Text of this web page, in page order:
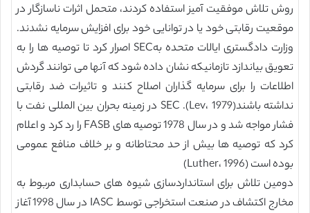
روش تلاش موفقیت آمیز استفاده کردند، متحمل اثرات ناسازگار در
موقعیت رقابتی خود یا در توانایی خود برای افزایش سرمایه نشدند.
وزارت دادگستری ایالات متحده بهSEC اصرار کرد تا توصیه ها را به
تعویق بیاندازد تازمانیکه نشان داده شود که آنها می توانند گردش
اطلاعات را برای سرمایه گذاران اصلاح کنند و تاثیرات ضد رقابتی
نداشته باشند(Lev، 1979). SEC در زمینه بحران بین المللی نفت با
فشار مواجه شد و در سال 1978 توصیه های FASB را رد کرد و اعلام
کرد که توصیه ها بیش از حد محتاطانه و بر خلاف منافع عمومی
بوده است (Luther، 1996)
دومین تلاش برای استانداردسازی شیوه های حسابداری مربوط به
مخارج اکتشاف در صنعت استخراجی توسط IASC در سال 1998 آغاز